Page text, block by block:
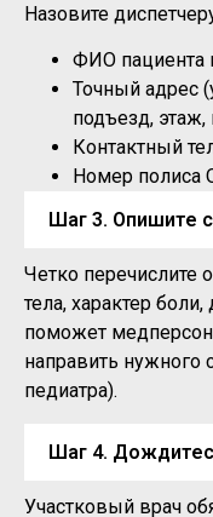
Назовите
ФИО пациента
Точный адрес
подъезд,
Контактный
Номер полиса
Шаг 3. Опишите
Четко перечислите
тела, характер
поможет
направить нужного
педиатра).
Шаг 4.
Участковый врач